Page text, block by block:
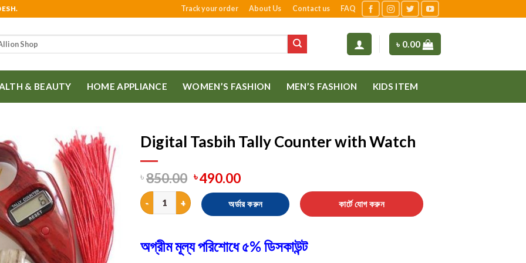
Track your order About Us Contact us FAQ
৳ 0.00
& BEAUTY HOME APPLIANCE WOMEN’S FASHION MEN’S FASHION KIDS ITEM
Digital Tasbih Tally Counter with Watch
৳850.00 ৳490.00
Digital Tasbih Tally Counter with Watch quantity
অর্ডার করুন কার্টে যোগ করুন
অগ্রীম মূল্য পরিশোধে ৫% ডিসকাউন্ট